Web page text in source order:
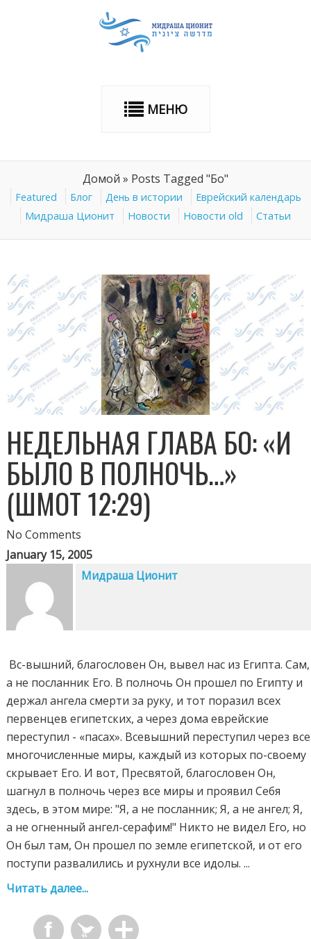
МЕНЮ
Домой » Posts Tagged "Бо"
Featured Блог День в истории
Еврейский календарь
Мидраша Ционит
Новости Новости old Статьи
НЕДЕЛЬНАЯ ГЛАВА БО: «И
БЫЛО В ПОЛНОЧЬ…»
(ШМОТ 12:29)
No Comments
January 15, 2005
Мидраша Ционит
Вс-вышний, благословен Он, вывел нас из Египта. Сам,
а не посланник Его. В полночь Он прошел по Египту и
держал ангела смерти за руку, и тот поразил всех
первенцев египетских, а через дома еврейские
переступил - «пасах». Всевышний переступил через все
многочисленные миры, каждый из которых по-своему
скрывает Его. И вот, Пресвятой, благословен Он,
шагнул в полночь через все миры и проявил Себя
здесь, в этом мире: "Я, а не посланник; Я, а не ангел; Я,
а не огненный ангел-серафим!" Никто не видел Его, но
Он был там, Он прошел по земле египетской, и от его
поступи развалились и рухнули все идолы. ...
Читать далее...